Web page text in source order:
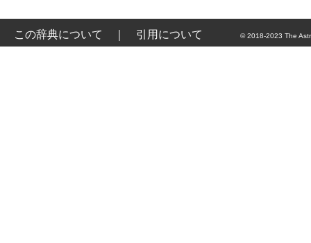
この辞典について 引用について © 2018-2023 The